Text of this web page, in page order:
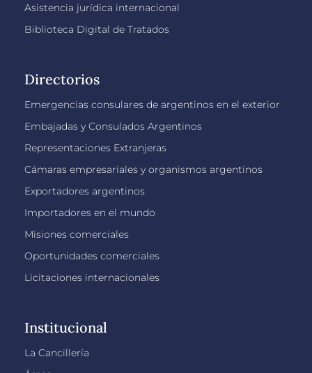
Asistencia jurídica internacional
Biblioteca Digital de Tratados
Directorios
Emergencias consulares de argentinos en el exterior
Embajadas y Consulados Argentinos
Representaciones Extranjeras
Cámaras empresariales y organismos argentinos
Exportadores argentinos
Importadores en el mundo
Misiones comerciales
Oportunidades comerciales
Licitaciones internacionales
Institucional
La Cancillería